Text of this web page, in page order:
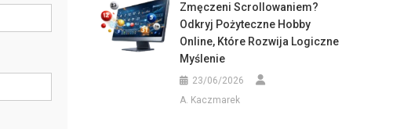
Zmęczeni Scrollowaniem?
Odkryj Pożyteczne Hobby
Online, Które Rozwija Logiczne
Myślenie
23/06/2026
A. Kaczmarek